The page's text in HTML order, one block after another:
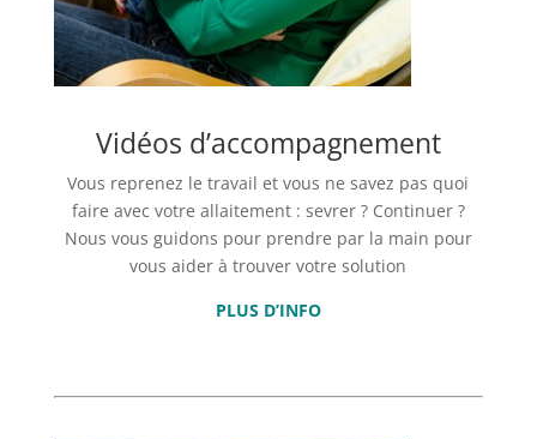
Vidéos d’accompagnement
Vous reprenez le travail et vous ne savez pas quoi
faire avec votre allaitement : sevrer ? Continuer ?
Nous vous guidons pour prendre par la main pour
vous aider à trouver votre solution
PLUS D’INFO